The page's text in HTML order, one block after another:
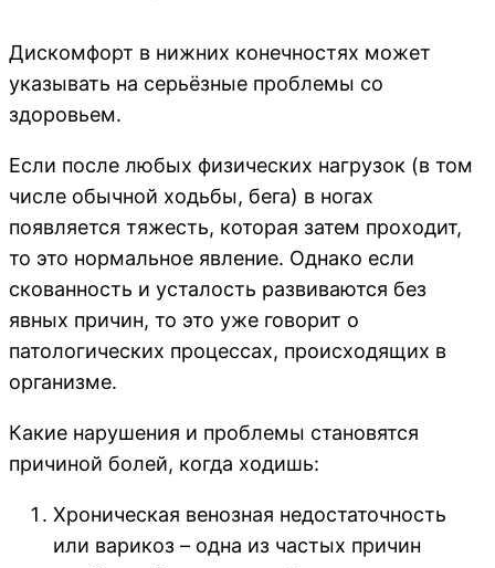
Дискомфорт в нижних конечностях может
указывать на серьёзные проблемы со
здоровьем.
Если после любых физических нагрузок (в том
числе обычной ходьбы, бега) в ногах
появляется тяжесть, которая затем проходит,
то это нормальное явление. Однако если
скованность и усталость развиваются без
явных причин, то это уже говорит о
патологических процессах, происходящих в
организме.
Какие нарушения и проблемы становятся
причиной болей, когда ходишь:
Хроническая венозная недостаточность
или варикоз – одна из частых причин